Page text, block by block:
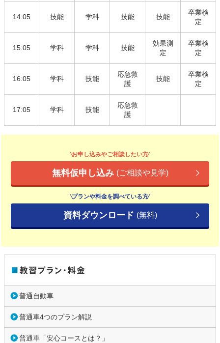
14:05 技能 学科 技能 技能
卒業検
定
15:05 学科 学科 技能
効果測
定
卒業検
定
16:05 学科 技能
応急救
護
技能
卒業検
定
17:05 学科 技能
応急救
護
お申し込みやご相談したい方
無料仮申し込み (ご相談や見学)
プランや料金を調べている方
資料ダウンロード (無料)
普通自動車
普通車4つのプラン解説
普通車「安心コースとは？」